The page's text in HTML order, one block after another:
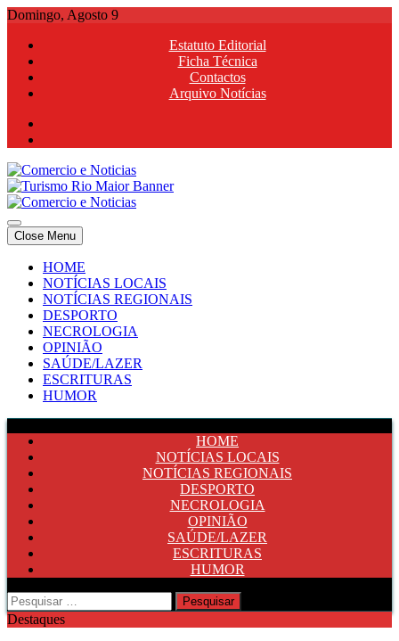
Skip
content
Domingo, Agosto 9
Estatuto Editorial
Ficha Técnica
Contactos
Arquivo Notícias
Comercio e Noticias
Notícias e Publicidade Online
Comercio e Noticias
Notícias e Publicidade Online
Close Menu
HOME
NOTÍCIAS LOCAIS
NOTÍCIAS REGIONAIS
DESPORTO
NECROLOGIA
OPINIÃO
SAÚDE/LAZER
ESCRITURAS
HUMOR
HOME
NOTÍCIAS LOCAIS
NOTÍCIAS REGIONAIS
DESPORTO
NECROLOGIA
OPINIÃO
SAÚDE/LAZER
ESCRITURAS
HUMOR
Pesquisar
por:
Destaques